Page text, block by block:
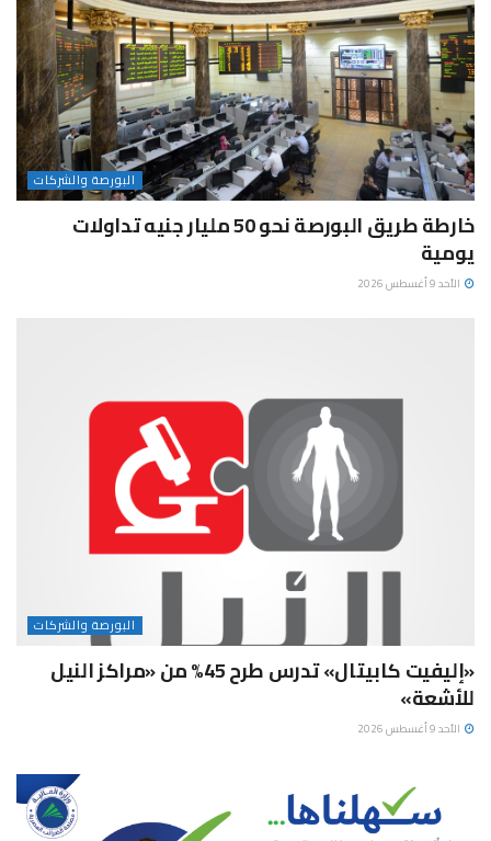
البورصة والشركات
خارطة طريق البورصة نحو 50 مليار جنيه تداولات
يومية
الأحد 9 أغسطس 2026
البورصة والشركات
«إليفيت كابيتال» تدرس طرح 45% من «مراكز النيل
للأشعة»
الأحد 9 أغسطس 2026